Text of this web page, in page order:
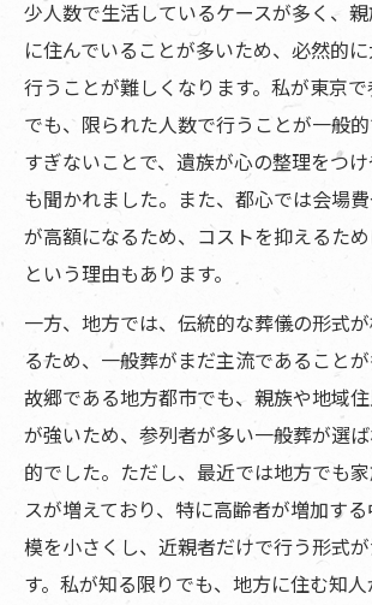
少人数で生活しているケースが多く、
に住んでいることが多いため、必然的
行うことが難しくなります。私が東京
でも、限られた人数で行うことが一般
すぎないことで、遺族が心の整理をつ
も聞かれました。また、都心では会場
が高額になるため、コストを抑えるた
という理由もあります。
一方、地方では、伝統的な葬儀の形式
るため、一般葬がまだ主流であること
故郷である地方都市でも、親族や地域
が強いため、参列者が多い一般葬が選
的でした。ただし、最近では地方でも
スが増えており、特に高齢者が増加す
模を小さくし、近親者だけで行う形式
す。私が知る限りでも、地方に住む知